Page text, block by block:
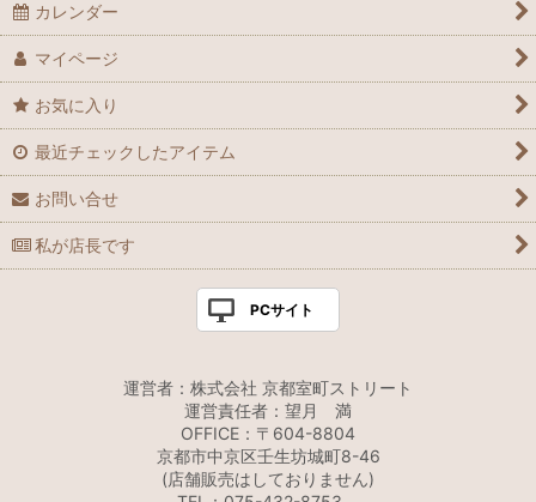
カレンダー
マイページ
お気に入り
最近チェックしたアイテム
お問い合せ
私が店長です
PCサイト
運営者：株式会社 京都室町ストリート
運営責任者：望月 満
OFFICE：〒604-8804
京都市中京区壬生坊城町8-46
(店舗販売はしておりません)